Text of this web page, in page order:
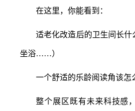
在这里，你能看到：
适老化改造后的卫生间长什
坐浴……）
一个舒适的乐龄阅读角该怎
整个展区既有未来科技感